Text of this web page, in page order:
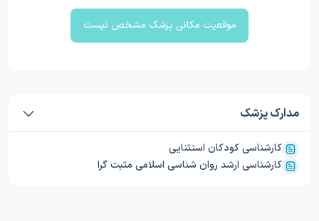
موقعیت مکانی پزشک مشخص نیست
مدارک پزشک
کارشناسی کودکان استثنایی
کارشناسی ارشد روان شناسی اسلامی مثبت گرا